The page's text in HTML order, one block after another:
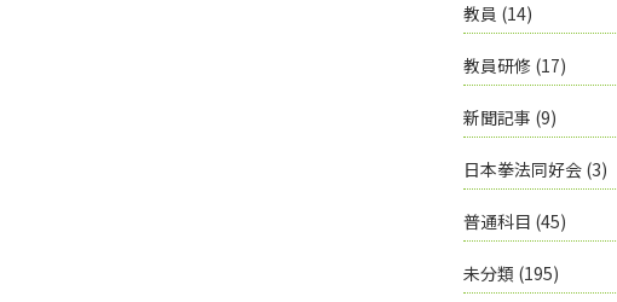
教員 (14)
教員研修 (17)
新聞記事 (9)
日本拳法同好会 (3)
普通科目 (45)
未分類 (195)